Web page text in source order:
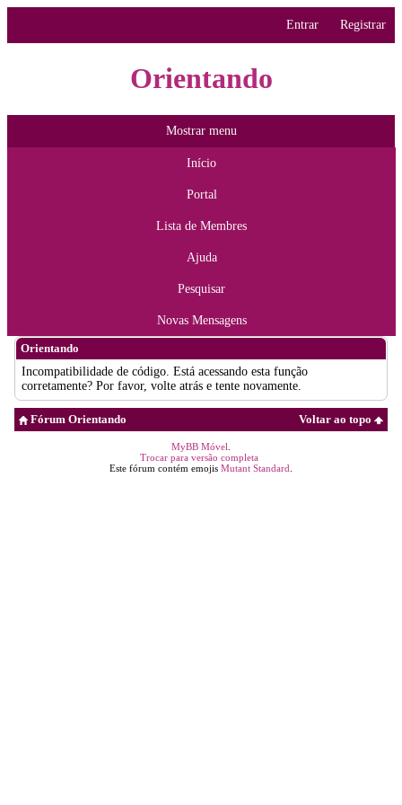
Entrar Registrar
Orientando
Mostrar menu
Início
Portal
Lista de Membres
Ajuda
Pesquisar
Novas Mensagens
Orientando
Incompatibilidade de código. Está acessando esta função
corretamente? Por favor, volte atrás e tente novamente.
Voltar ao topo
Fórum Orientando
MyBB Móvel
Trocar para versão completa
Este fórum contém emojis Mutant Standard